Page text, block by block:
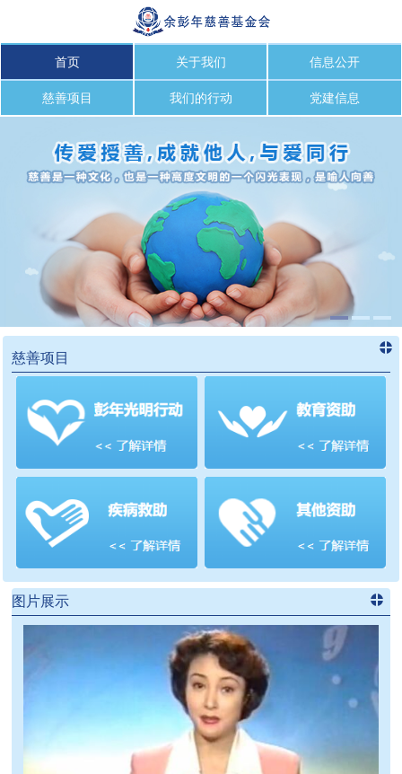
首页 关于我们 信息公开
慈善项目 我们的行动 党建信息
慈善项目
进入慈
>>
图片展示
建信息